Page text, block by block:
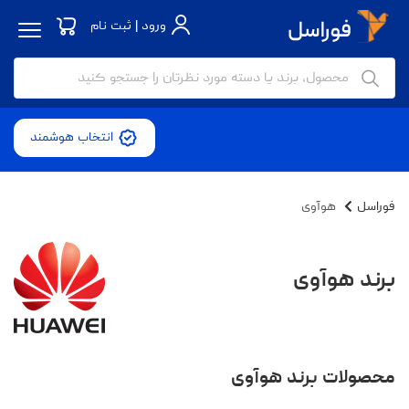
ورود | ثبت نام
انتخاب هوشمند
فوراسل هوآوی
برند هوآوی
محصولات برند هوآوی